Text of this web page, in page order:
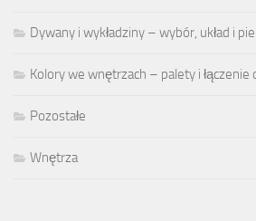
Dywany i wykładziny – wybór, układ i
Kolory we wnętrzach – palety i łączenie
Pozostałe
Wnętrza